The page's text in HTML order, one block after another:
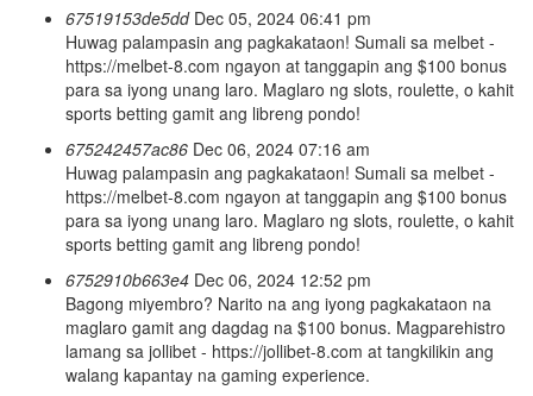
67519153de5dd Dec 05, 2024 06:41 pm
Huwag palampasin ang pagkakataon! Sumali sa melbet -
https://melbet-8.com ngayon at tanggapin ang $100 bonus
para sa iyong unang laro. Maglaro ng slots, roulette, o kahit
sports betting gamit ang libreng pondo!
675242457ac86 Dec 06, 2024 07:16 am
Huwag palampasin ang pagkakataon! Sumali sa melbet -
https://melbet-8.com ngayon at tanggapin ang $100 bonus
para sa iyong unang laro. Maglaro ng slots, roulette, o kahit
sports betting gamit ang libreng pondo!
6752910b663e4 Dec 06, 2024 12:52 pm
Bagong miyembro? Narito na ang iyong pagkakataon na
maglaro gamit ang dagdag na $100 bonus. Magparehistro
lamang sa jollibet - https://jollibet-8.com at tangkilikin ang
walang kapantay na gaming experience.